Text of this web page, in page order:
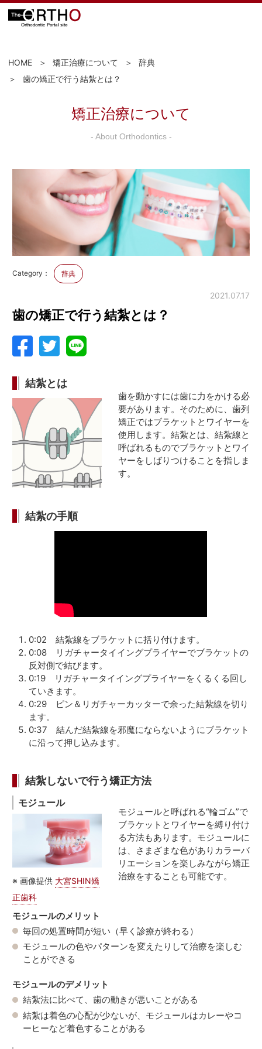
HOME 矯正治療について
辞典
歯の矯正で行う結紮とは？
矯正治療について
- About Orthodontics -
Category： 辞典
2021.07.17
歯の矯正で行う結紮とは？
結紮とは
歯を動かすには歯に力をかける必
要があります。そのために、歯列
矯正ではブラケットとワイヤーを
使用します。結紮とは、結紮線と
呼ばれるものでブラケットとワイ
ヤーをしばりつけることを指しま
す。
結紮の手順
0:02 結紮線をブラケットに括り付けます。
0:08 リガチャータイイングプライヤーでブラケットの
反対側で結びます。
0:19 リガチャータイイングプライヤーをくるくる回し
ていきます。
0:29 ピン＆リガチャーカッターで余った結紮線を切り
ます。
0:37 結んだ結紮線を邪魔にならないようにブラケット
に沿って押し込みます。
結紮しないで行う矯正方法
モジュール
※ 画像提供 大宮SHIN矯
正歯科
モジュールと呼ばれる“輪ゴム”で
ブラケットとワイヤーを縛り付け
る方法もあります。モジュールに
は、さまざまな色がありカラーバ
リエーションを楽しみながら矯正
治療をすることも可能です。
モジュールのメリット
毎回の処置時間が短い（早く診療が終わる）
モジュールの色やパターンを変えたりして治療を楽しむ
ことができる
モジュールのデメリット
結紮法に比べて、歯の動きが悪いことがある
結紮は着色の心配が少ないが、モジュールはカレーやコ
ーヒーなど着色することがある